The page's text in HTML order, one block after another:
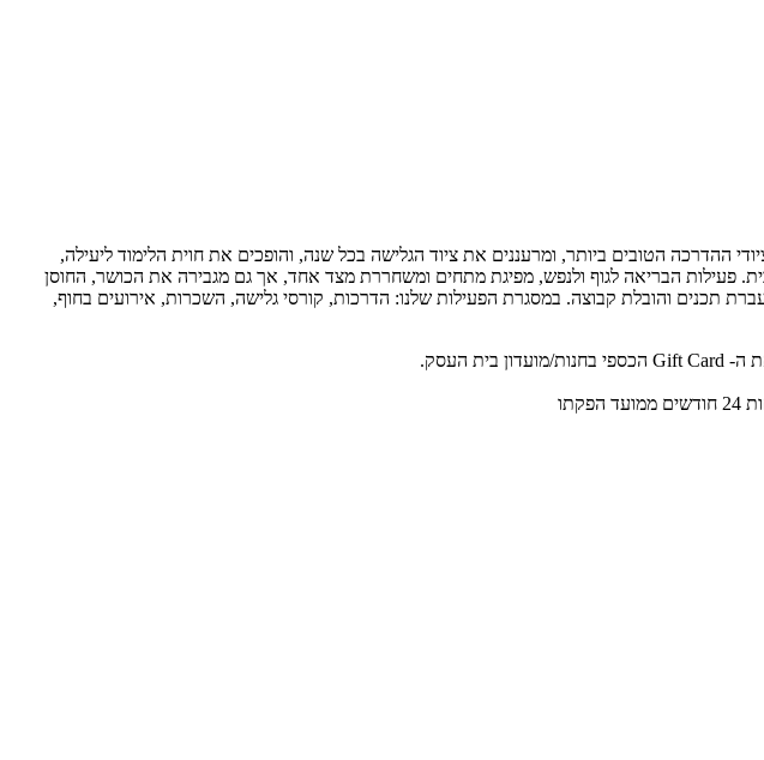
ההדרכה הטובים ביותר, ומרעננים את ציוד הגלישה בכל שנה, והופכים את חוית הלימוד ליעילה,
פעילות הבריאה לגוף ולנפש, מפיגת מתחים ומשחררת מצד אחד, אך גם מגבירה את הכושר, החוסן
תכנים והובלת קבוצה. במסגרת הפעילות שלנו: הדרכות, קורסי גלישה, השכרות, אירועים בחוף,